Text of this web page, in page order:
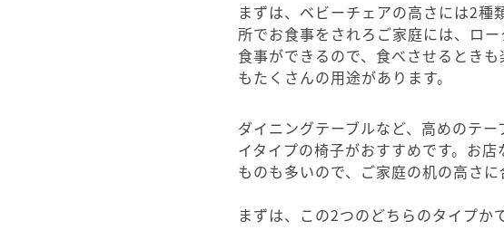
まずは、ベビーチェアの高さには2種
所でお食事をされろご家庭には、ロ
食事ができるので、食べさせるとき
もたくさんの用途があります。
ダイニングテーブルなど、高めのテ
イタイプの椅子がおすすめです。お
ものも多いので、ご家庭の机の高さ
まずは、この2つのどちらのタイプか